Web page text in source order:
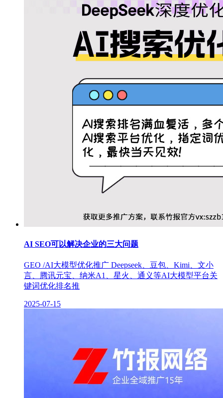
AI SEO可以解决企业的三大问题
GEO /AI大模型优化推广 Deepseek、豆包、Kimi、文小
言、腾讯元宝、纳米A1、星火、通义等AI大模型平台关
键词优化排名推
2025-07-15